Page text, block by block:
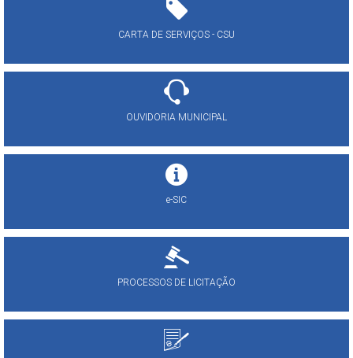
CARTA DE SERVIÇOS - CSU
OUVIDORIA MUNICIPAL
e-SIC
PROCESSOS DE LICITAÇÃO